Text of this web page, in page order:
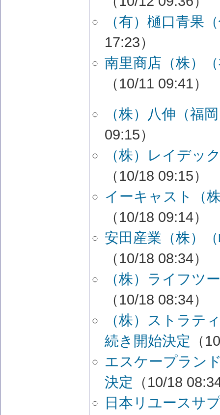
（有）樋口青果
17:23）
南里商店（株）
（10/11 09:41）
（株）八伸（福
09:15）
（株）レイデッ
（10/18 09:15）
イーキャスト（
（10/18 09:14）
安田産業（株）
（10/18 08:34）
（株）ライフツ
（10/18 08:34）
（株）ストラテ
続き開始決定 （
エスケープラン
決定 （10/18
日本リユースサ